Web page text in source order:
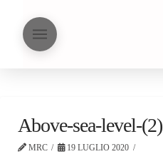
Above-sea-level-(2)
MRC 19 LUGLIO 2020